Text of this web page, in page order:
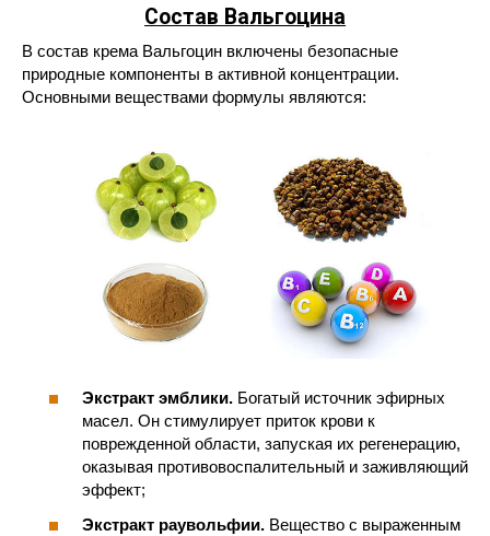
Состав Вальгоцина
В состав крема Вальгоцин включены безопасные
природные компоненты в активной концентрации.
Основными веществами формулы являются:
Экстракт эмблики. Богатый источник эфирных
масел. Он стимулирует приток крови к
поврежденной области, запуская их регенерацию,
оказывая противовоспалительный и заживляющий
эффект;
Экстракт раувольфии. Вещество с выраженным